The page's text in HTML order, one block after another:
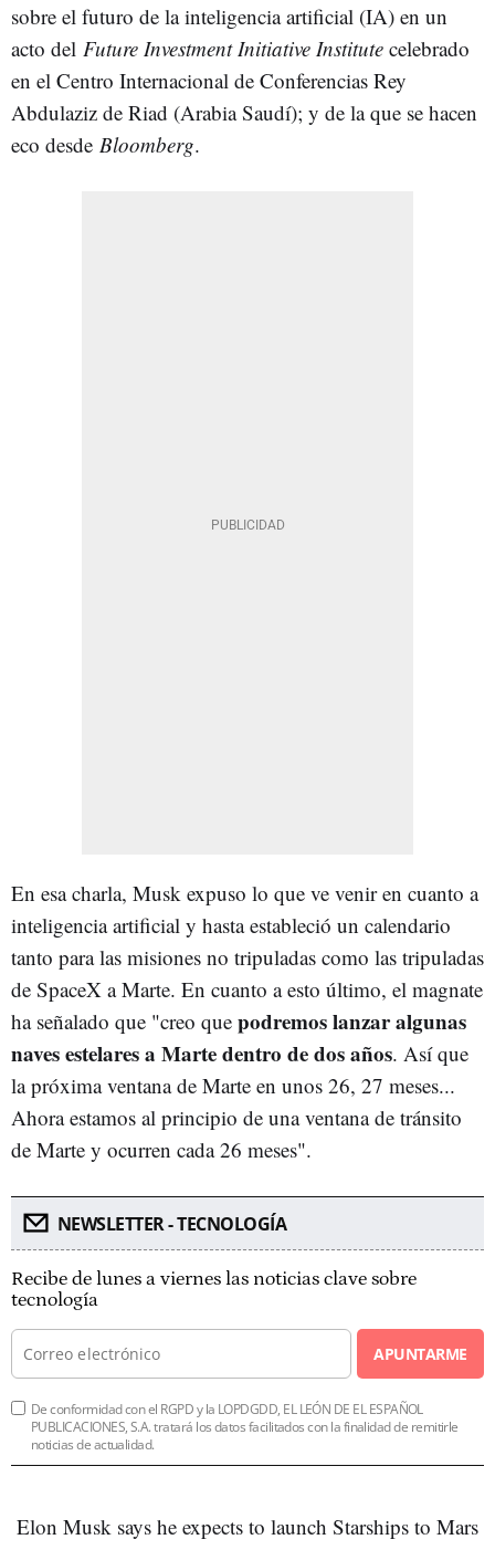
sobre el futuro de la inteligencia artificial (IA) en un
acto del Future Investment Initiative Institute celebrado
en el Centro Internacional de Conferencias Rey
Abdulaziz de Riad (Arabia Saudí); y de la que se hacen
eco desde Bloomberg.
En esa charla, Musk expuso lo que ve venir en cuanto a
inteligencia artificial y hasta estableció un calendario
tanto para las misiones no tripuladas como las tripuladas
de SpaceX a Marte. En cuanto a esto último, el magnate
ha señalado que "creo que podremos lanzar algunas
naves estelares a Marte dentro de dos años. Así que
la próxima ventana de Marte en unos 26, 27 meses...
Ahora estamos al principio de una ventana de tránsito
de Marte y ocurren cada 26 meses".
NEWSLETTER - TECNOLOGÍA
Recibe de lunes a viernes las noticias clave sobre
tecnología
APUNTARME
De conformidad con el RGPD y la LOPDGDD, EL LEÓN DE EL ESPAÑOL
PUBLICACIONES, S.A. tratará los datos facilitados con la finalidad de remitirle
noticias de actualidad.
Elon Musk says he expects to launch Starships to Mars